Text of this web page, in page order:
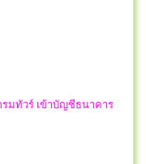
รมทัวร์ เข้าบัญชีธนาคาร